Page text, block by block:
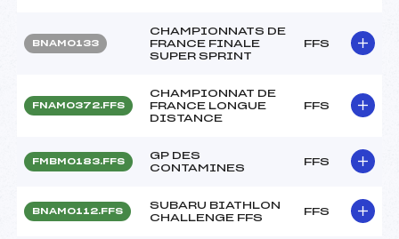
BNAM0133
CHAMPIONNATS DE
FRANCE FINALE
SUPER SPRINT
FFS
FNAM0372.FFS
CHAMPIONNAT DE
FRANCE LONGUE
DISTANCE
FFS
FMBM0183.FFS
GP DES
CONTAMINES
FFS
BNAM0112.FFS
SUBARU BIATHLON
CHALLENGE FFS
FFS